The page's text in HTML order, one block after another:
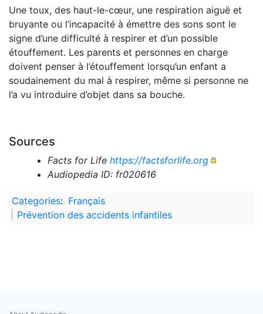
Une toux, des haut-le-cœur, une respiration aiguë et
bruyante ou l’incapacité à émettre des sons sont le
signe d’une difficulté à respirer et d’un possible
étouffement. Les parents et personnes en charge
doivent penser à l’étouffement lorsqu’un enfant a
soudainement du mal à respirer, même si personne ne
l’a vu introduire d’objet dans sa bouche.
Sources
Facts for Life https://factsforlife.org
Audiopedia ID: fr020616
Categories: Français
Prévention des accidents infantiles